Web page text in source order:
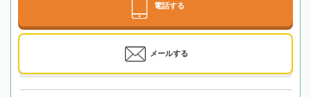
電話する
メールする